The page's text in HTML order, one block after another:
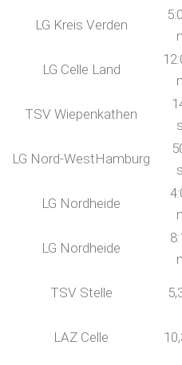
LG Kreis Verden
LG Celle Land
TSV Wiepenkathen
LG Nord-WestHamburg
LG Nordheide
LG Nordheide
TSV Stelle
LAZ Celle